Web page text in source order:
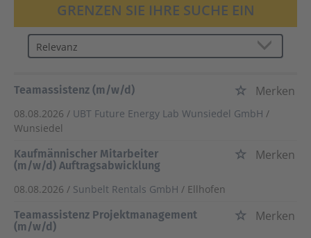
GRENZEN SIE IHRE SUCHE EIN
Teamassistenz (m/w/d) Merken
08.08.2026 / UBT Future Energy Lab Wunsiedel GmbH /
Wunsiedel
Kaufmännischer Mitarbeiter
(m/w/d) Auftragsabwicklung
Merken
08.08.2026 / Sunbelt Rentals GmbH / Ellhofen
Teamassistenz Projektmanagement
(m/w/d)
Merken